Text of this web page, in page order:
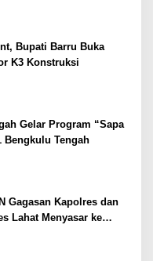
Bupati Barru Buka
K3 Konstruksi
Gelar Program “Sapa
Bengkulu Tengah
Gagasan Kapolres dan
Lahat Menyasar ke